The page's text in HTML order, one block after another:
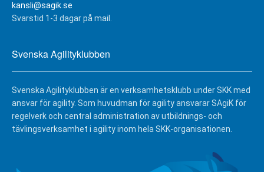
kansli@sagik.se
Svarstid 1-3 dagar på mail.
Svenska Agilityklubben
Svenska Agilityklubben är en verksamhetsklubb under SKK med
ansvar för agility. Som huvudman för agility ansvarar SAgiK för
regelverk och central administration av utbildnings- och
tävlingsverksamhet i agility inom hela SKK-organisationen.